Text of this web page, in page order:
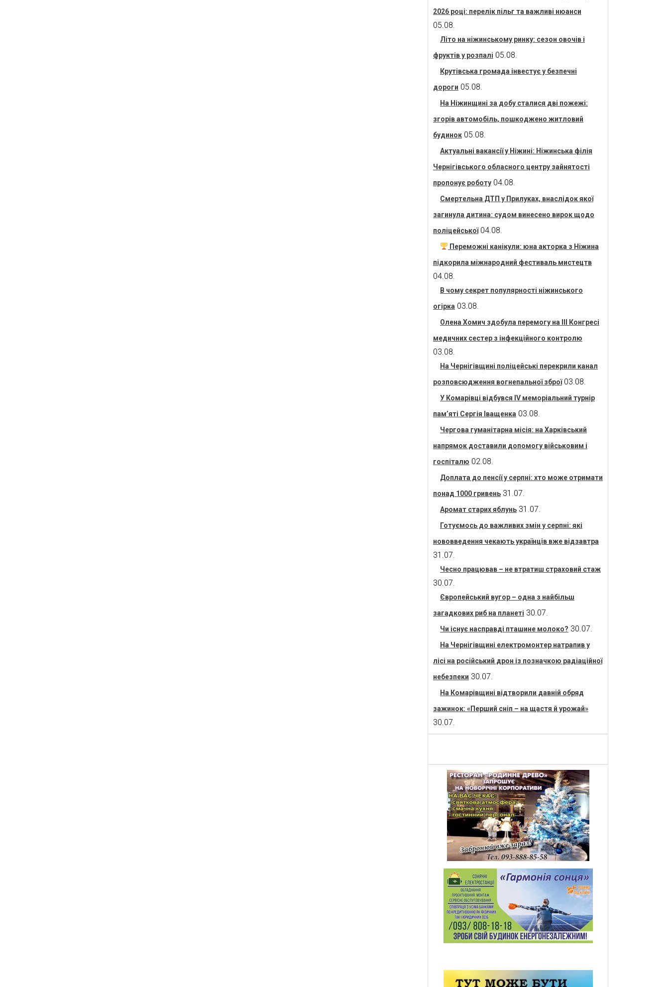
2026 році: перелік пільг та важливі нюанси
05.08.
Літо на ніжинському ринку: сезон овочів і
фруктів у розпалі 05.08.
Крутівська громада інвестує у безпечні
дороги 05.08.
На Ніжинщині за добу сталися дві пожежі:
згорів автомобіль, пошкоджено житловий
будинок 05.08.
Актуальні вакансії у Ніжині: Ніжинська філія
Чернігівського обласного центру зайнятості
пропонує роботу 04.08.
Смертельна ДТП у Прилуках, внаслідок якої
загинула дитина: судом винесено вирок щодо
поліцейської 04.08.
Переможні канікули: юна акторка з Ніжина
підкорила міжнародний фестиваль мистецтв
04.08.
В чому секрет популярності ніжинського
огірка 03.08.
Олена Хомич здобула перемогу на ІІІ Конгресі
медичних сестер з інфекційного контролю
03.08.
На Чернігівщині поліцейські перекрили канал
розповсюдження вогнепальної зброї 03.08.
У Комарівці відбувся IV меморіальний турнір
пам’яті Сергія Іващенка 03.08.
Чергова гуманітарна місія: на Харківський
напрямок доставили допомогу військовим і
госпіталю 02.08.
Доплата до пенсії у серпні: хто може отримати
понад 1000 гривень 31.07.
Аромат старих яблунь 31.07.
Готуємось до важливих змін у серпні: які
нововведення чекають українців вже відзавтра
31.07.
Чесно працював – не втратиш страховий стаж
30.07.
Європейський вугор – одна з найбільш
загадкових риб на планеті 30.07.
Чи існує насправді пташине молоко? 30.07.
На Чернігівщині електромонтер натрапив у
лісі на російський дрон із позначкою радіаційної
небезпеки 30.07.
На Комарівщині відтворили давній обряд
зажинок: «Перший сніп – на щастя й урожай»
30.07.